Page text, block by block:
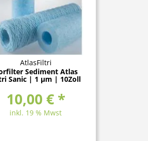
AtlasFiltri
Sediment Atlas
Sanic | 1 μm | 10Zoll
10,00 € *
inkl. 19 % Mwst